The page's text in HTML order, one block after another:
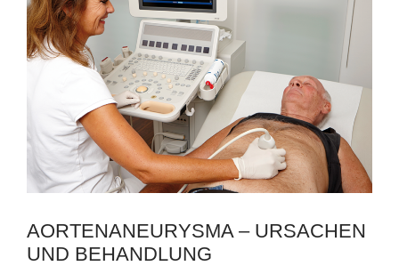
AORTENANEURYSMA – URSACHEN
UND BEHANDLUNG